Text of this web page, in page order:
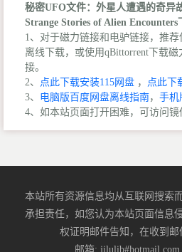
秘密UFO文件：外星人遭遇的奇异
Strange Stories of Alien Encounters
1、对于磁力链接和电驴链接，推
离线下载，或使用qBittorrent下载
接。
2、 点此下载安装115网盘 ， 点此下
3、 电脑版百度网盘离线指南， 手机
4、如本站页面打开困难，可访问镜
本站所有资源信息均从互联网搜索
承担责任，如您认为本站页面信息
权证明邮件告知，在收到邮
邮箱: jilulib#hotmail.com